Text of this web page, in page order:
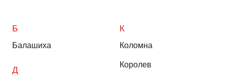
Б
Балашиха
Д
К
Коломна
Королев